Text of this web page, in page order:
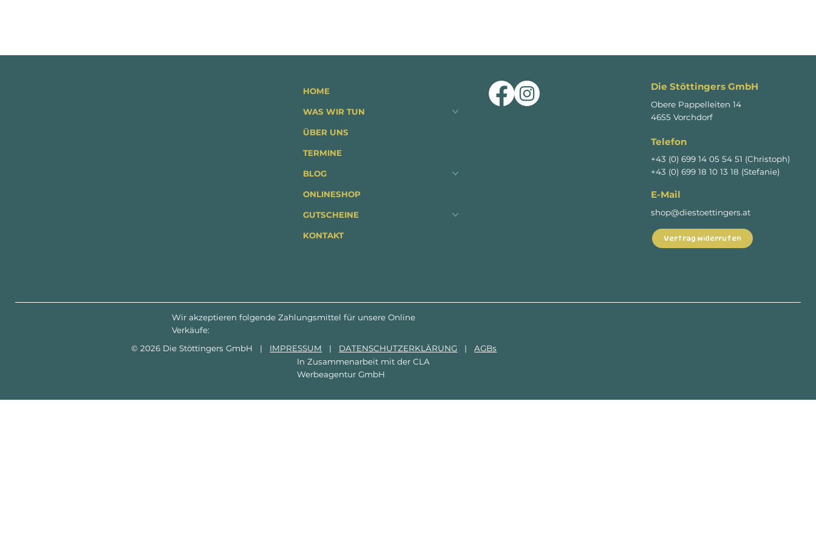
HOME
WAS WIR TUN
ÜBER UNS
TERMINE
BLOG
ONLINESHOP
GUTSCHEINE
KONTAKT
Die Stöttingers GmbH
Obere Pappelleiten 14
4655 Vorchdorf
Telefon
+43 (0) 699 14 05 54 51 (Christoph)
+43 (0) 699 18 10 13 18 (Stefanie)
E-Mail
shop@diestoettingers.at
Vertrag widerrufen
Wir akzeptieren folgende Zahlungsmittel für unsere Online
Verkäufe:
© 2026 Die Stöttingers GmbH | IMPRESSUM | DATENSCHUTZERKLÄRUNG |AGBs
In Zusammenarbeit mit derCLA
Werbeagentur GmbH